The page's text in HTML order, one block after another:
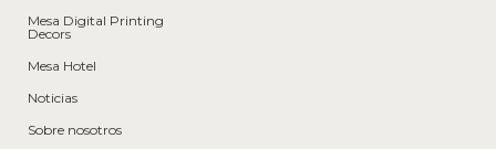
Mesa Digital Printing
Decors
Mesa Hotel
Noticias
Sobre nosotros